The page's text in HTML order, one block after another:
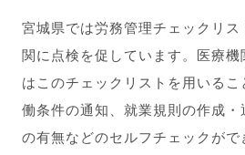
宮城県では労務管理チェックリ
関に点検を促しています。医療
はこのチェックリストを用いる
働条件の通知、就業規則の作成
の有無などのセルフチェックが